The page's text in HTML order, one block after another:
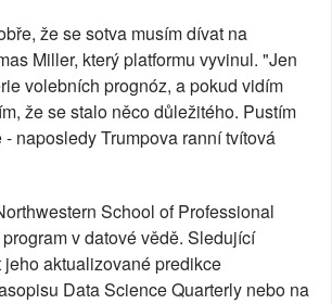
že se sotva musím dívat na
Miller, který platformu vyvinul. "Jen
volebních prognóz, a pokud vidím
že se stalo něco důležitého. Pustím
- naposledy Trumpova ranní tvítová
School of Professional
v datové vědě. Sledující
jeho aktualizované predikce
Data Science Quarterly nebo na